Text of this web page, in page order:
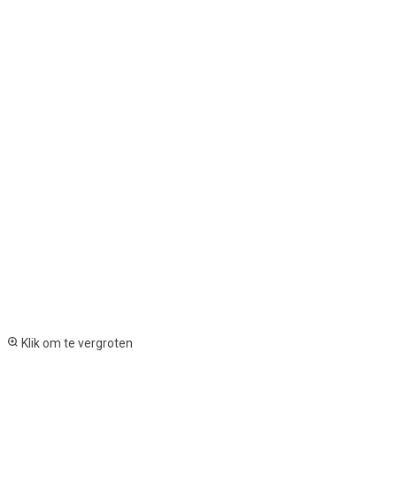
Klik om te vergroten